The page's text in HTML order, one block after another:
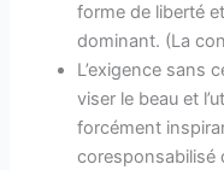
forme de liberté
dominant. (La
L’exigence sans
viser le beau et
forcément
coresponsabilisé